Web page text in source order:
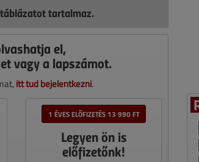
tartalmaz.
el,
vagy a lapszámot.
itt tud bejelentkezni.
1 ÉVES ELŐFIZETÉS 13 990 FT
Legyen ön is
előfizetőnk!